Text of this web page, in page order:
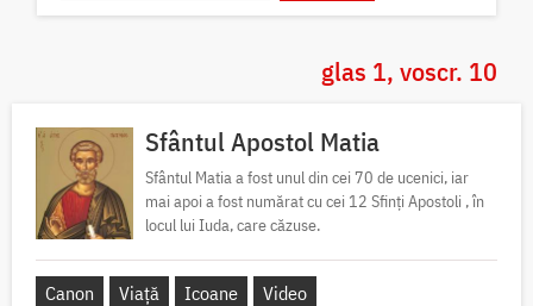
glas 1, voscr. 10
Sfântul Apostol Matia
Sfântul Matia a fost unul din cei 70 de ucenici, iar
mai apoi a fost numărat cu cei 12 Sfinți Apostoli , în
locul lui Iuda, care căzuse.
Canon Viață Icoane Video